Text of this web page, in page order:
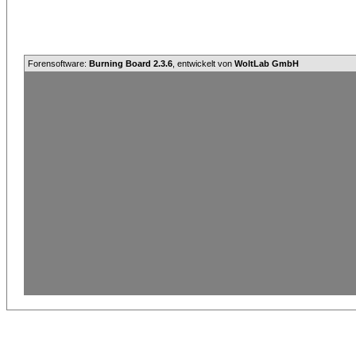
Forensoftware: Burning Board 2.3.6 , entwickelt von WoltLab GmbH